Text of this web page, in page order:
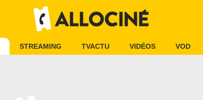
STREAMING TVACTU VIDÉOS VOD